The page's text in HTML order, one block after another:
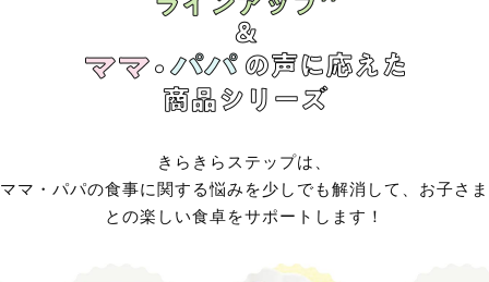
きらきらステップは、
ママ・パパの食事に関する悩みを少しでも解消して、お子さま
との楽しい食卓をサポートします！